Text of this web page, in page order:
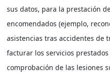
sus datos, para la prestación
encomendados (ejemplo,
asistencias tras accidentes de
facturar los servicios
comprobación de las lesiones